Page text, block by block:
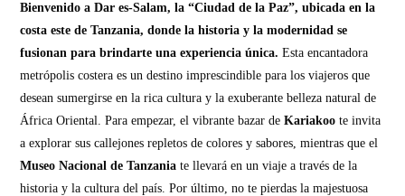
Bienvenido a Dar es-Salam, la “Ciudad de la Paz”, ubicada en la
costa este de Tanzania, donde la historia y la modernidad se
fusionan para brindarte una experiencia única.Esta encantadora
metrópolis costera es un destino imprescindible para los viajeros que
desean sumergirse en la rica cultura y la exuberante belleza natural de
África Oriental. Para empezar, el vibrante bazar deKariakoo te invita
a explorar sus callejones repletos de colores y sabores, mientras que el
Museo Nacional de Tanzania te llevará en un viaje a través de la
historia y la cultura del país. Por último, no te pierdas la majestuosa